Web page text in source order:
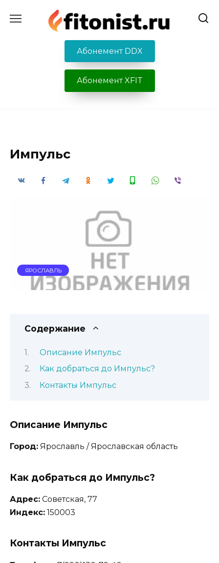
содержанию
Абонемент DDX
Абонемент XFIT
Импульс
ЯРОСЛАВЛЬ
Содержание
Описание Импульс
Как добраться до Импульс?
Контакты Импульс
Описание Импульс
Город: Ярославль / Ярославская область
Как добраться до Импульс?
Адрес: Советская, 77
Индекс: 150003
Контакты Импульс